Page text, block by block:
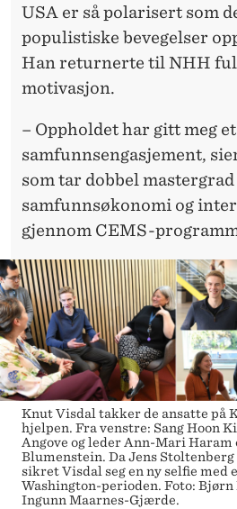
USA er så polarisert som
populistiske bevegelser
Han returnerte til NHH
motivasjon.
– Oppholdet har gitt meg
samfunnsengasjement,
som tar dobbel
samfunnsøkonomi og
gjennom CEMS-
Knut Visdal takker de ansatte på
hjelpen. Fra venstre: Sang Hoon
Angove og leder Ann-Mari Haram
Blumenstein. Da Jens
sikret Visdal seg en ny selfie med
Washington-perioden. Foto: Bjørn
Ingunn Maarnes-Gjærde.